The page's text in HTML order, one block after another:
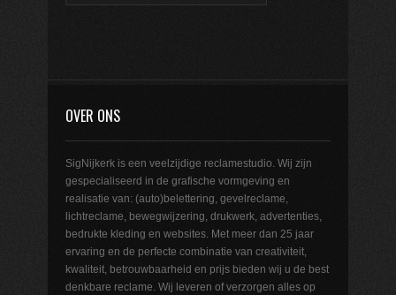
OVER ONS
SigNijkerk is een veelzijdige reclamestudio. Wij zijn
gespecialiseerd in de grafische vormgeving en
realisatie van: (auto)belettering, gevelreclame,
lichtreclame, bewegwijzering, drukwerk, advertenties,
bedrukte kleding en websites. Met meer dan 25 jaar
ervaring en de perfecte combinatie van creativiteit,
kwaliteit, betrouwbaarheid en prijs bieden wij u de best
denkbare reclame. Wij leveren of verzorgen alles op